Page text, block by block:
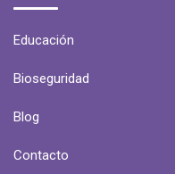
Educación
Bioseguridad
Blog
Contacto